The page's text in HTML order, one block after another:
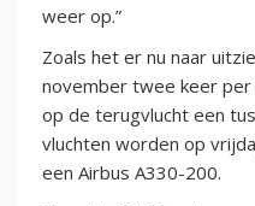
weer op.”
Zoals het er nu naar
november twee keer
op de terugvlucht een
vluchten worden op
een Airbus A330-200.